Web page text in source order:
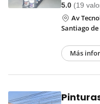
5.0 (19
Av
Santiago
Más